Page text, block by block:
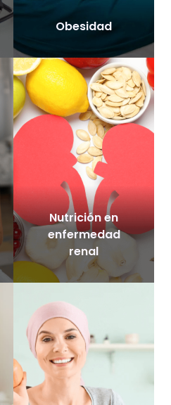
Obesidad
Nutrición en
enfermedad
renal